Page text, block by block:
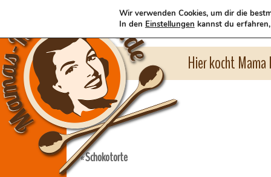
Hier kocht
«Schokotorte
Wir verwenden Cookies, um dir die
In den Einstellungen kannst du